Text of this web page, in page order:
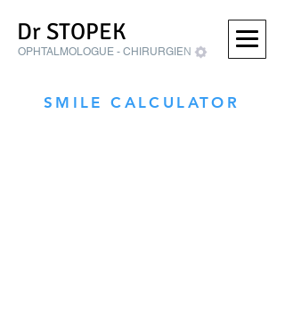
Dr STOPEK
OPHTALMOLOGUE - CHIRURGIEN
SMILE CALCULATOR